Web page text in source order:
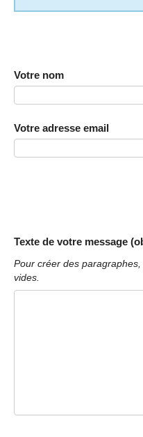
Votre nom
Votre adresse email
Texte de votre message
Pour créer des
vides.